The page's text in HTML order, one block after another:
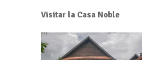
Visitar la Casa Noble